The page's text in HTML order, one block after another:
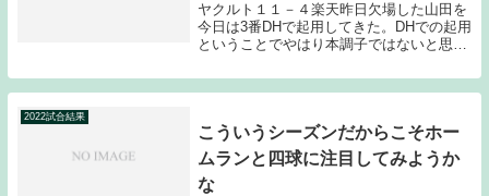
ヤクルト１１－４楽天昨日欠場した山田を
今日は3番DHで起用してきた。DHでの起用
ということでやはり本調子ではないと思う
勝利に貢献してみせた。初回のチャンスで
ダブルプレーに倒れてしまい、このまま負
2022試合結果
こういうシーズンだからこそホー
ムランと四球に注目してみようか
な